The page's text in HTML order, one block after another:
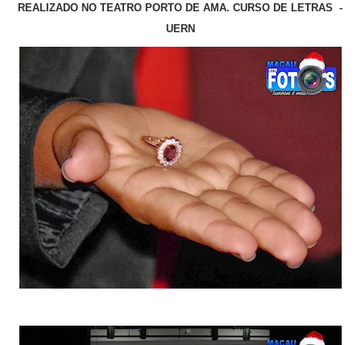
REALIZADO NO TEATRO PORTO DE AMA. CURSO DE LETRAS -
UERN